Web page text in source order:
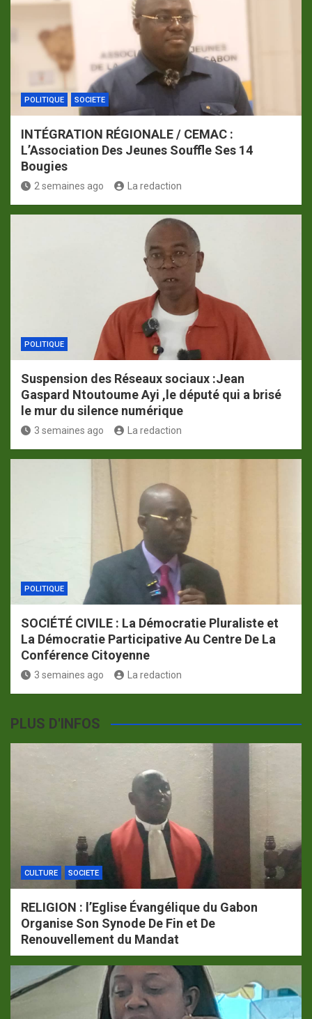
POLITIQUE SOCIETE
INTÉGRATION RÉGIONALE / CEMAC :
L’Association Des Jeunes Souffle Ses 14
Bougies
2 semaines ago La redaction
POLITIQUE
Suspension des Réseaux sociaux :Jean
Gaspard Ntoutoume Ayi ,le député qui a brisé
le mur du silence numérique
3 semaines ago La redaction
POLITIQUE
SOCIÉTÉ CIVILE : La Démocratie Pluraliste et
La Démocratie Participative Au Centre De La
Conférence Citoyenne
3 semaines ago La redaction
PLUS D'INFOS
CULTURE SOCIETE
RELIGION : l’Eglise Évangélique du Gabon
Organise Son Synode De Fin et De
Renouvellement du Mandat